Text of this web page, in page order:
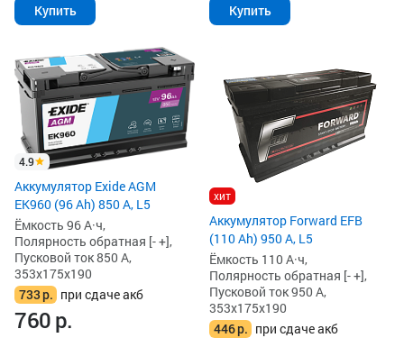
Купить Купить
4.9
Аккумулятор Exide AGM
EK960 (96 Ah) 850 А, L5
Ёмкость 96 А·ч,
Полярность обратная [- +],
Пусковой ток 850 А,
353x175x190
733р. при сдаче акб
760р.
хит
Аккумулятор Forward EFB
(110 Ah) 950 А, L5
Ёмкость 110 А·ч,
Полярность обратная [- +],
Пусковой ток 950 А,
353x175x190
446р. при сдаче акб